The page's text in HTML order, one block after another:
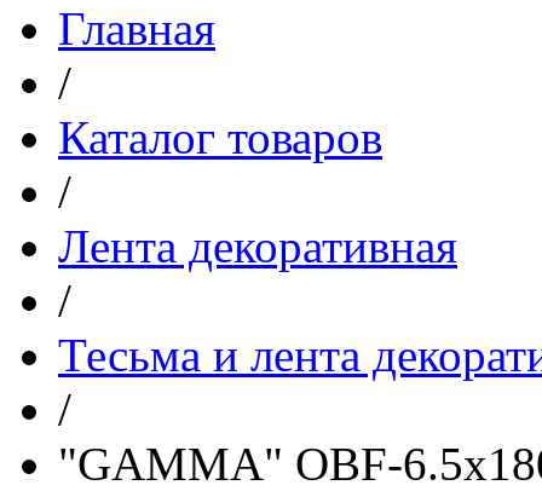
Главная
/
Каталог товаров
/
Лента декоративная
/
Тесьма и лента
/
"GAMMA" OBF-